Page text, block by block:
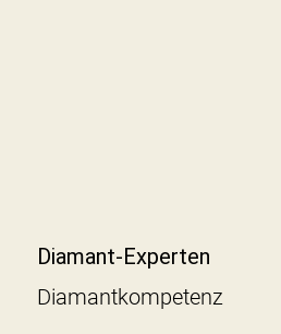
Diamant-Experten
Diamantkompetenz